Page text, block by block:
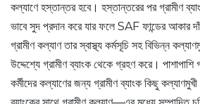
কল্যাণে হস্তান্তর হবে। হস্তান্তরের পর গ্রামীণ
ভাবে সুদ প্রদান করে যার ফলে SAF ফান্ডের আকার
গ্রামীণ কল্যাণ তার স্বাস্থ্য কর্মসূচি সহ বিভিন্ন
উদ্দেশ্যে গ্রামীণ ব্যাংক থেকে গ্রহণ করে। পাশাপাশি
কর্মীদের কল্যাণের জন্য গ্রামীণ ব্যাংক কিছু